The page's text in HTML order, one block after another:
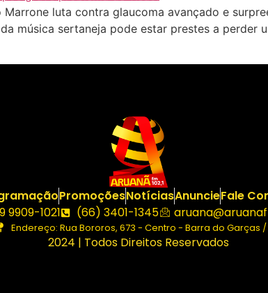
luta contra glaucoma avançado e
música sertaneja pode estar prestes a perder
PromoçõesNotíciasAnuncieFale
9909-1021
(66) 3401-1345
Endereço: Rua Bororos, 673 - Centro - Barra do Garças /
2024 | Todos Direitos Reservados